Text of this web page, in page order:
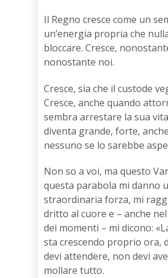
Il Regno cresce come un
un’energia propria che
bloccare. Cresce,
nonostante noi.
Cresce, sia che il custode
Cresce, anche quando
sembra arrestare la sua
diventa grande, forte,
nessuno se lo sarebbe
Non so a voi, ma questo
questa parabola mi danno
straordinaria forza, mi
dritto al cuore e – anche
dei momenti – mi dicono:
sta crescendo proprio ora,
devi attendere, non devi
mollare tutto.